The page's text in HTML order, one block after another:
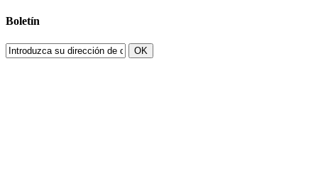
Boletín
OK